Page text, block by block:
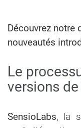
Découvrez notre
nouveautés
Le
versions
SensioLabs, la